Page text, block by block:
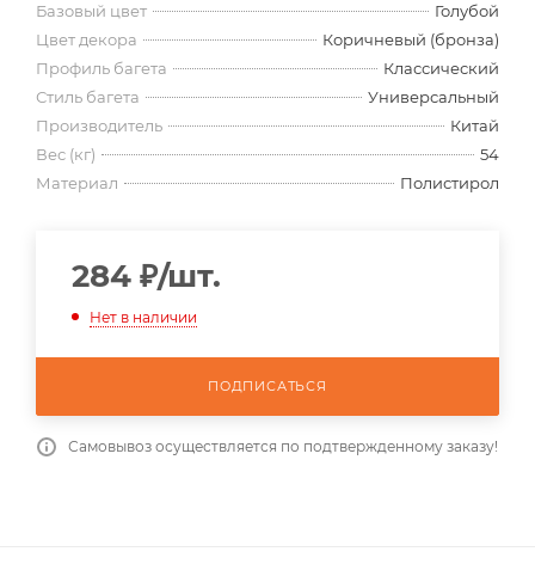
Базовый цвет
Голубой
Цвет декора
Коричневый (бронза)
Профиль багета
Классический
Стиль багета
Универсальный
Производитель
Китай
Вес (кг)
54
Материал
Полистирол
284 ₽/шт.
Нет в наличии
ПОДПИСАТЬСЯ
Самовывоз осуществляется по подтвержденному заказу!